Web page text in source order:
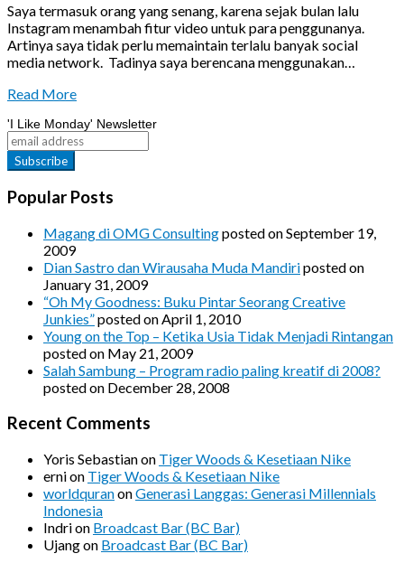
March
31,
2019
Saya termasuk orang yang senang, karena sejak bulan lalu
Instagram menambah fitur video untuk para penggunanya.
Artinya saya tidak perlu memaintain terlalu banyak social
media network. Tadinya saya berencana menggunakan…
Read More
'I Like Monday' Newsletter
Popular Posts
Magang di OMG Consultingposted on September 19,
2009
Dian Sastro dan Wirausaha Muda Mandiriposted on
January 31, 2009
“Oh My Goodness: Buku Pintar Seorang Creative
Junkies”posted on April 1, 2010
Young on the Top – Ketika Usia Tidak Menjadi Rintangan
posted on May 21, 2009
Salah Sambung – Program radio paling kreatif di 2008?
posted on December 28, 2008
Recent Comments
Yoris Sebastianon Tiger Woods & Kesetiaan Nike
ernion Tiger Woods & Kesetiaan Nike
worldquranonGenerasi Langgas: Generasi Millennials
Indonesia
Indrion Broadcast Bar (BC Bar)
Ujangon Broadcast Bar (BC Bar)